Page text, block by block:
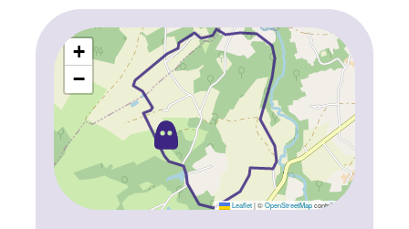
+
−
Leaflet |©OpenStreetMapcontributors